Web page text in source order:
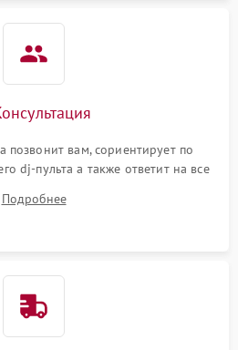
позвонит вам, сориентирует по
dj-пульта а также ответит на все
Подробнее